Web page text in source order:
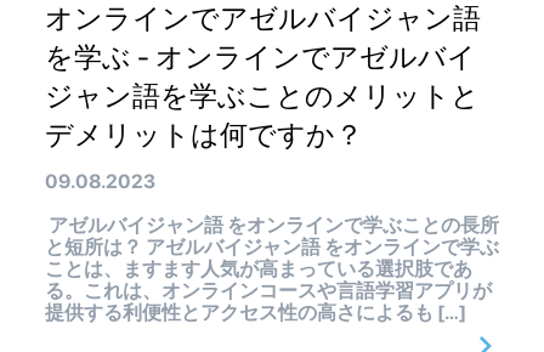
オンラインでアゼルバイジャン語
を学ぶ - オンラインでアゼルバイ
ジャン語を学ぶことのメリットと
デメリットは何ですか？
09.08.2023
アゼルバイジャン語 をオンラインで学ぶことの長所
と短所は？ アゼルバイジャン語 をオンラインで学ぶ
ことは、ますます人気が高まっている選択肢であ
る。これは、オンラインコースや言語学習アプリが
提供する利便性とアクセス性の高さによるも […]